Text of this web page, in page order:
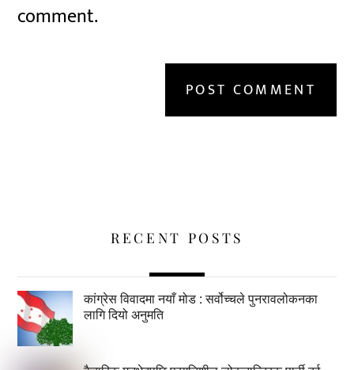
comment.
RECENT POSTS
कांग्रेस विवादमा नयाँ मोड : सर्वोच्चले पुनरावलोकनका
लागि दियो अनुमति